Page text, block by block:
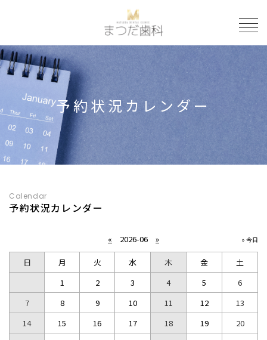
予約状況カレンダー
Calendar
予約状況カレンダー
« 2026-06 » » 今日
日 月 火 水 木 金
土
1
2 3 4 5
6
7
8 9 10 11 12
13
14
15 16 17 18 19
20